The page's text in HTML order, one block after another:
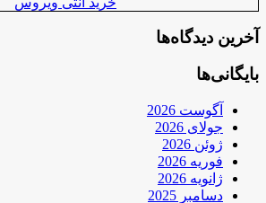
آخرین دیدگاه‌ها
بایگانی‌ها
آگوست 2026
جولای 2026
ژوئن 2026
فوریه 2026
ژانویه 2026
دسامبر 2025